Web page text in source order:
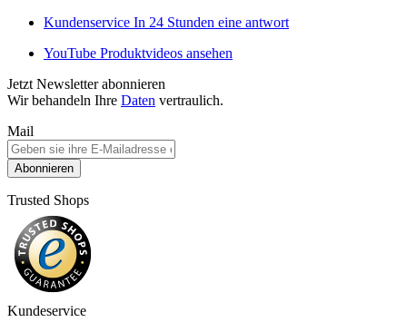
Kundenservice In 24 Stunden eine antwort
YouTube Produktvideos ansehen
Jetzt Newsletter abonnieren
Wir behandeln Ihre Daten vertraulich.
Mail
Abonnieren
Trusted Shops
Kundeservice